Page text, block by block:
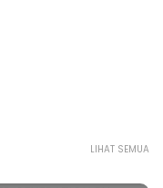
LIHAT SEMUA